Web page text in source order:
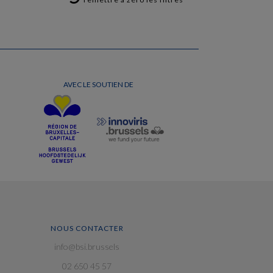
AVEC LE SOUTIEN DE
NOUS CONTACTER
info@bsi.brussels
02 650 45 57